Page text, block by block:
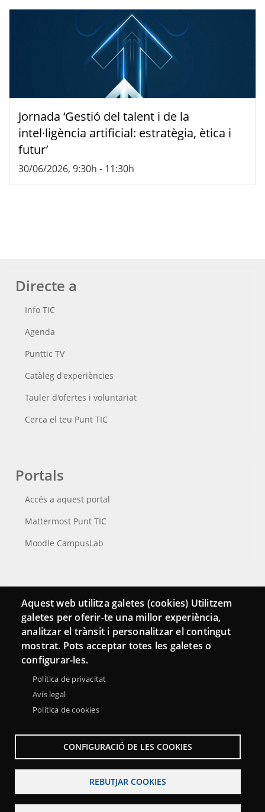
Jornada ‘Gestió del talent i de la
intel·ligència artificial: estratègia, ètica i
futur’
30/06/2026, 9:30h - 11:30h
Directe a
Info TIC
Agenda
Punttic TV
Catàleg d'experiències
Tauler d'ofertes i voluntariat
Cerca el teu Punt TIC
Portals
Accés a aquest portal
Mattermost Punt TIC
Moodle CampusLab
Connecta
Bustia de contacte
Butlletins
Aquest web utilitza galetes (cookies) Utilitzem
galetes per oferir-te una millor experiència,
analitzar el trànsit i personalitzar el contingut
mostrat. Pots acceptar totes les galetes o
configurar-les.
Política de privacitat
Avís legal
Política de cookies
CONFIGURACIÓ DE LES COOKIES
REBUTJAR COOKIES
Menu
Sobre la Xarxa Punttic Avís legal Accessibilitat